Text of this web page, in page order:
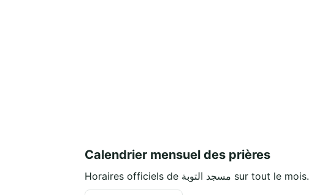
Calendrier mensuel des prières
Horaires officiels de مسجد التوبة sur tout le mois.